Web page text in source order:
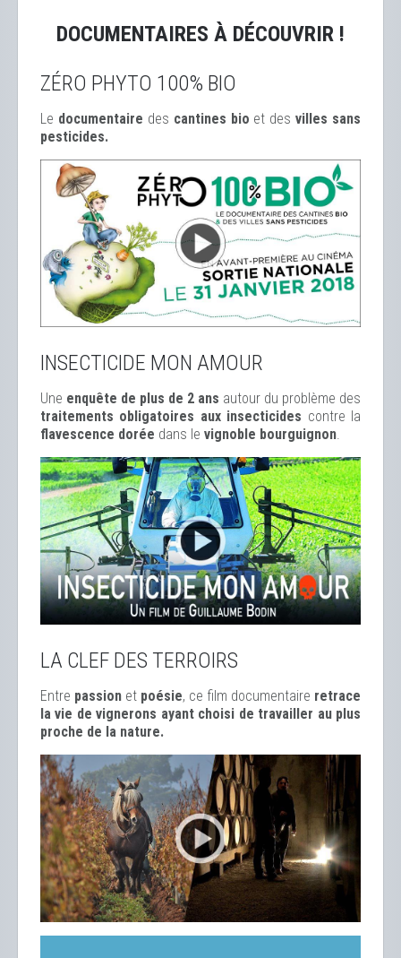
DOCUMENTAIRES À DÉCOUVRIR !
ZÉRO PHYTO 100% BIO
Le documentaire des cantines bio et desvilles sans
pesticides.
INSECTICIDE MON AMOUR
Une enquête de plus de 2 ans autour du problème des
traitements obligatoires aux insecticides contre la
flavescence dorée dans le vignoble bourguignon.
LA CLEF DES TERROIRS
Entre passion et poésie, ce film documentaire retrace
la vie de vignerons ayant choisi de travailler au plus
proche de la nature.